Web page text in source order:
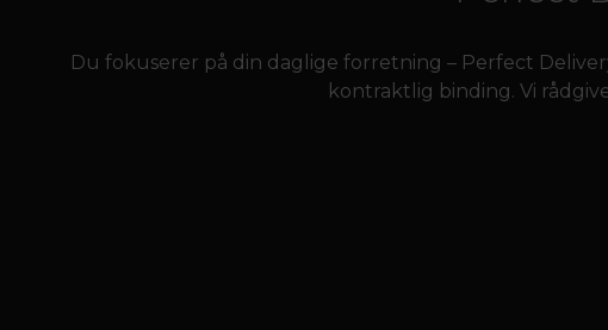
Du fokuserer på din daglige forretning – Perfect
kontraktlig binding. Vi